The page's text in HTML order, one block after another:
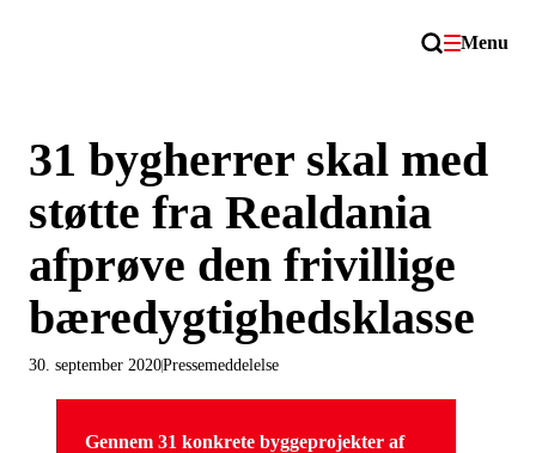
Menu
31 bygherrer skal med
støtte fra Realdania
afprøve den frivillige
bæredygtighedsklasse
Pressemeddelelse
30. september 2020
Gennem 31 konkrete byggeprojekter af